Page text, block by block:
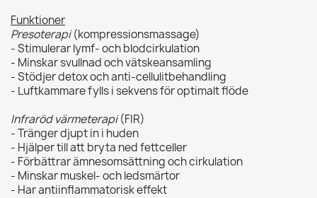
Funktioner
Presoterapi(kompressionsmassage)
- Stimulerar lymf- och blodcirkulation
- Minskar svullnad och vätskeansamling
- Stödjer detox och anti‑cellulitbehandling
- Luftkammare fylls i sekvens för optimalt flöde
Infraröd värmeterapi(FIR)
- Tränger djupt in i huden
- Hjälper till att bryta ned fettceller
- Förbättrar ämnesomsättning och cirkulation
- Minskar muskel- och ledsmärtor
- Har antiinflammatorisk effekt